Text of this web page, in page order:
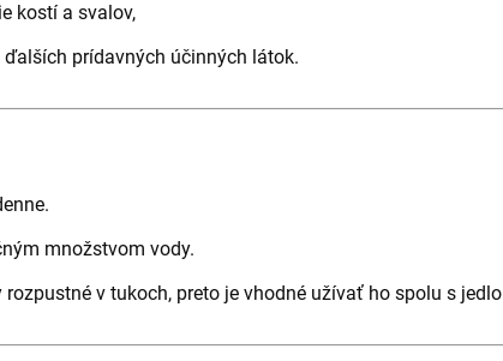
kostí a svalov,
prídavných účinných látok.
množstvom vody.
v tukoch, preto je vhodné užívať ho spolu s